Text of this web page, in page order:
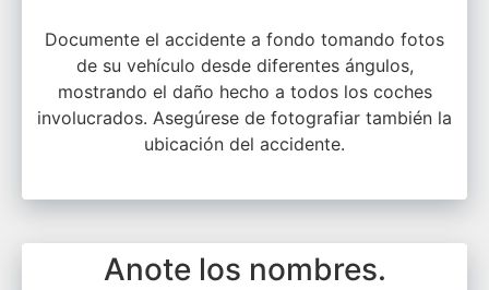
Documente el accidente a fondo tomando fotos
de su vehículo desde diferentes ángulos,
mostrando el daño hecho a todos los coches
involucrados. Asegúrese de fotografiar también la
ubicación del accidente.
Anote los nombres.